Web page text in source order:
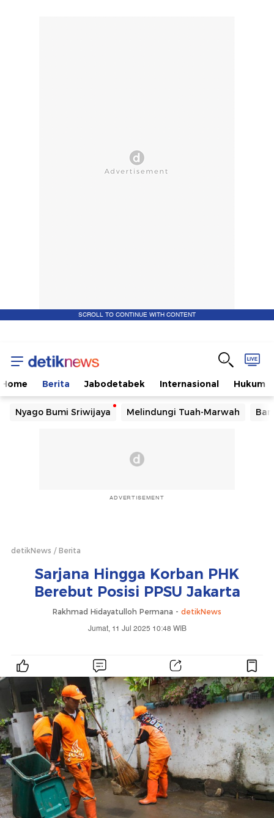
SCROLL TO CONTINUE WITH CONTENT
Home Berita Jabodetabek Internasional Hukum
Nyago Bumi Sriwijaya Melindungi Tuah-Marwah
ADVERTISEMENT
detikNews Berita
Sarjana Hingga Korban PHK
Berebut Posisi PPSU Jakarta
Rakhmad Hidayatulloh Permana - detikNews
Jumat, 11 Jul 2025 10:48 WIB